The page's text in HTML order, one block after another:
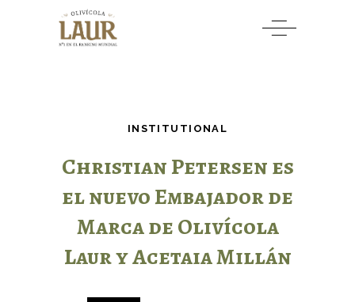
INSTITUTIONAL
Christian Petersen es
el nuevo Embajador de
Marca de Olivícola
Laur y Acetaia Millán